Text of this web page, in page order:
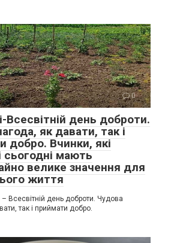
0
Всесвітній день доброти.
як давати, так і
добро. Вчинки, які
сьогодні мають
велике значення для
життя
Всесвітній день доброти. Чудова
так і приймати добро.